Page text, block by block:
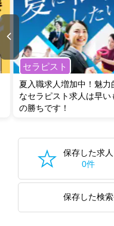
セラピスト
夏入職求人増加中！魅力
なセラピスト求人は早い
の勝ちです！
保存した求人
0件
保存した検